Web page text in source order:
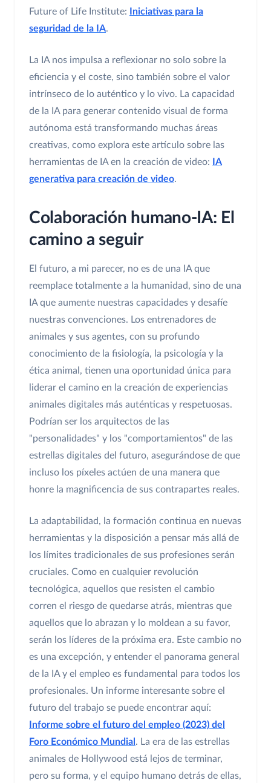
Future of Life Institute:
Iniciativas para la
seguridad de la IA.
La IA nos impulsa a reflexionar no solo sobre la
eficiencia y el coste, sino también sobre el valor
intrínseco de lo auténtico y lo vivo. La capacidad
de la IA para generar contenido visual de forma
autónoma está transformando muchas áreas
creativas, como explora este artículo sobre las
herramientas de IA en la creación de video:
IA
generativa para creación de video.
Colaboración humano-IA: El
camino a seguir
El futuro, a mi parecer, no es de una IA que
reemplace totalmente a la humanidad, sino de una
IA que aumente nuestras capacidades y desafíe
nuestras convenciones. Los entrenadores de
animales y sus agentes, con su profundo
conocimiento de la fisiología, la psicología y la
ética animal, tienen una oportunidad única para
liderar el camino en la creación de experiencias
animales digitales más auténticas y respetuosas.
Podrían ser los arquitectos de las
"personalidades" y los "comportamientos" de las
estrellas digitales del futuro, asegurándose de que
incluso los píxeles actúen de una manera que
honre la magnificencia de sus contrapartes reales.
La adaptabilidad, la formación continua en nuevas
herramientas y la disposición a pensar más allá de
los límites tradicionales de sus profesiones serán
cruciales. Como en cualquier revolución
tecnológica, aquellos que resisten el cambio
corren el riesgo de quedarse atrás, mientras que
aquellos que lo abrazan y lo moldean a su favor,
serán los líderes de la próxima era. Este cambio no
es una excepción, y entender el panorama general
de la IA y el empleo es fundamental para todos los
profesionales. Un informe interesante sobre el
futuro del trabajo se puede encontrar aquí:
Informe sobre el futuro del empleo (2023) del
Foro Económico Mundial . La era de las estrellas
animales de Hollywood está lejos de terminar,
pero su forma, y el equipo humano detrás de ellas,